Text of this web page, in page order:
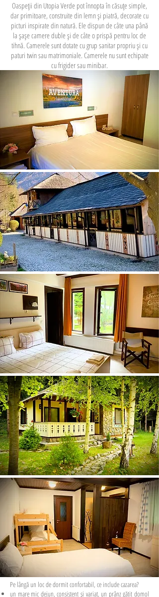
Oaspeții din Utopia Verde pot înnopta în căsuțe simple,
dar primitoare, construite din lemn și piatră, decorate cu
picturi inspirate din natură. Ele dispun de câte una până
la șașe camere duble și de câte o prispă pentru loc de
tihnă. Camerele sunt dotate cu grup sanitar propriu și cu
paturi twin sau matrimoniale. Camerele nu sunt echipate
cu frigider sau minibar.
Pe lângă un loc de dormit confortabil, ce include cazarea?
un mare mic dejun, consistent și variat, un prânz gătit domol